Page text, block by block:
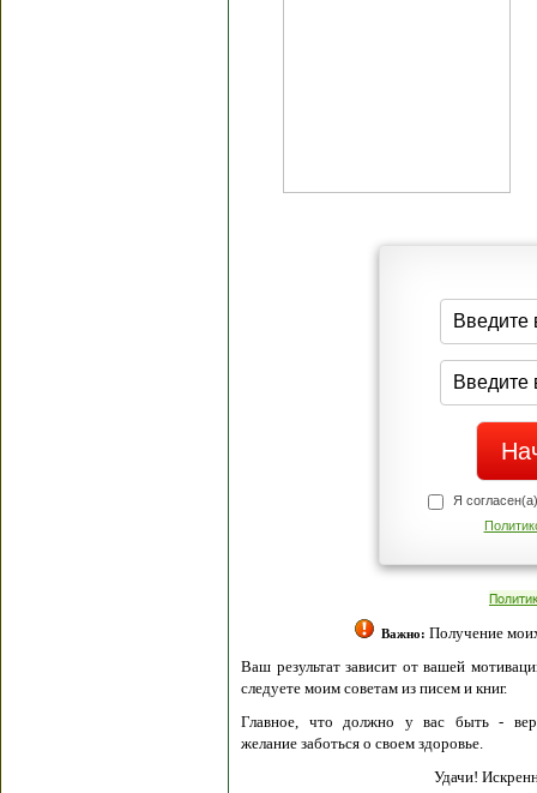
Я
Важно: Получение
Ваш результат зависит от вашей
следуете моим советам из писем и книг.
Главное, что должно у вас быть -
желание заботься о своем здоровье.
Удачи!